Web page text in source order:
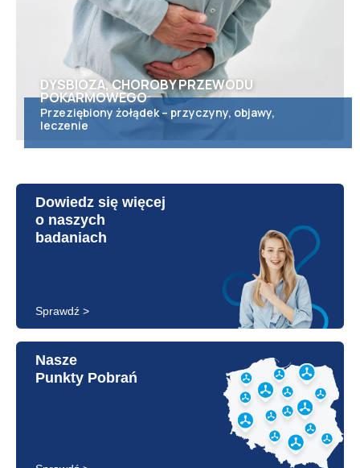
DYSBIOZA, CHOROBY PRZEWODU
POKARMOWEGO
Przeziębiony żołądek – przyczyny, objawy,
leczenie
Dowiedz się więcej
o naszych
badaniach
Sprawdź >
Nasze
Punkty Pobrań